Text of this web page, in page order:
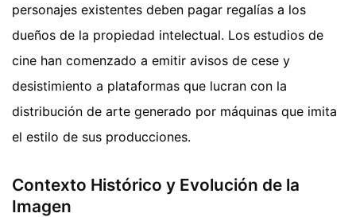
personajes existentes deben pagar regalías a los
dueños de la propiedad intelectual. Los estudios de
cine han comenzado a emitir avisos de cese y
desistimiento a plataformas que lucran con la
distribución de arte generado por máquinas que imita
el estilo de sus producciones.
Contexto Histórico y Evolución de la
Imagen